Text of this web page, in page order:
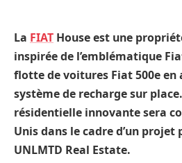
La FIAT House est une
inspirée de l’emblématique
flotte de voitures Fiat 500e en
système de recharge sur
résidentielle innovante sera
Unis dans le cadre d’un projet
UNLMTD Real Estate.